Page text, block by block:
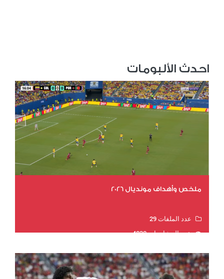
احدث الألبومات
ملخص وأهداف مونديال 2026
عدد الملفات 29
عدد المشاهدات 4830